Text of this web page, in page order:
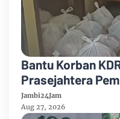
Bantu Korban
Prasejahtera
PTPN IV Regional
Sembako
Jambi24Jam
Aug 27, 2026